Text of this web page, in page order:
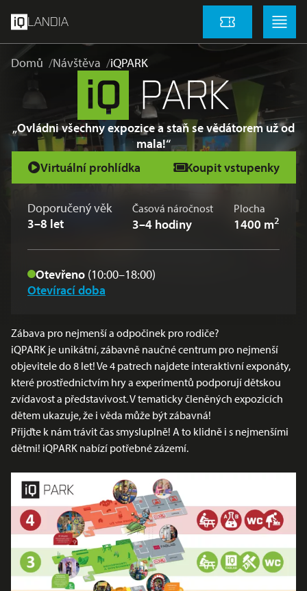
LANDIA Vstupenky
Menu
Domů Návštěva iQPARK
„Ovládni všechny expozice a staň se vědátorem už od
mala!“
Virtuální prohlídka
Koupit vstupenky
Doporučený věk
3–8 let
Časová náročnost
3–4 hodiny
Plocha
1400 m2
Otevřeno (10:00–18:00)
Otevírací doba
Zábava pro nejmenší a odpočinek pro rodiče?
iQPARK je unikátní, zábavně naučné centrum pro nejmenší
objevitele do 8 let! Ve 4 patrech najdete interaktivní exponáty,
které prostřednictvím hry a experimentů podporují dětskou
zvídavost a představivost. V tematicky členěných expozicích
dětem ukazuje, že i věda může být zábavná!
Přijďte k nám trávit čas smysluplně! A to klidně i s nejmenšími
dětmi! iQPARK nabízí potřebné zázemí.